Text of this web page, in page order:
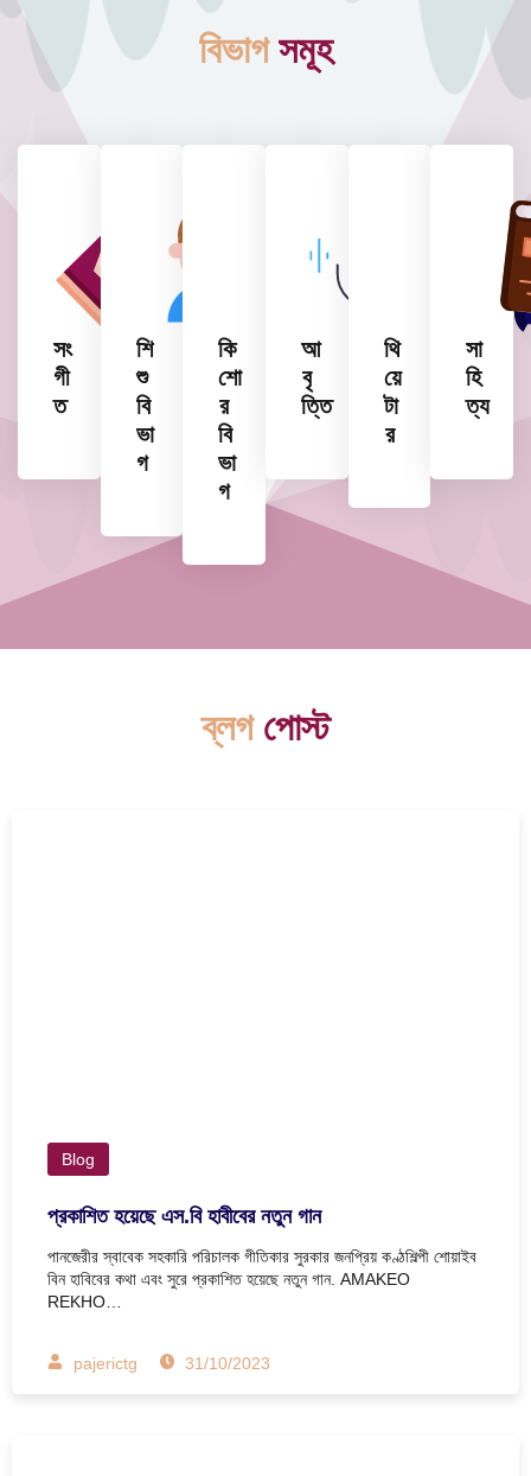
বিভাগ সমূহ
সং
গী
ত
শি
শু
বি
ভা
গ
কি
শো
র
বি
ভা
গ
আ
বৃ
ত্তি
থি
য়ে
টা
র
সা
হি
ত্য
ব্লগ পোস্ট
Blog
প্রকাশিত হয়েছে এস.বি হাবীবের নতুন গান
পানজেরীর স্বাবেক সহকারি পরিচালক গীতিকার সুরকার জনপ্রিয় কণ্ঠশিল্পী শোয়াইব
বিন হাবিবের কথা এবং সুরে প্রকাশিত হয়েছে নতুন গান. AMAKEO
REKHO…
pajerictg 31/10/2023